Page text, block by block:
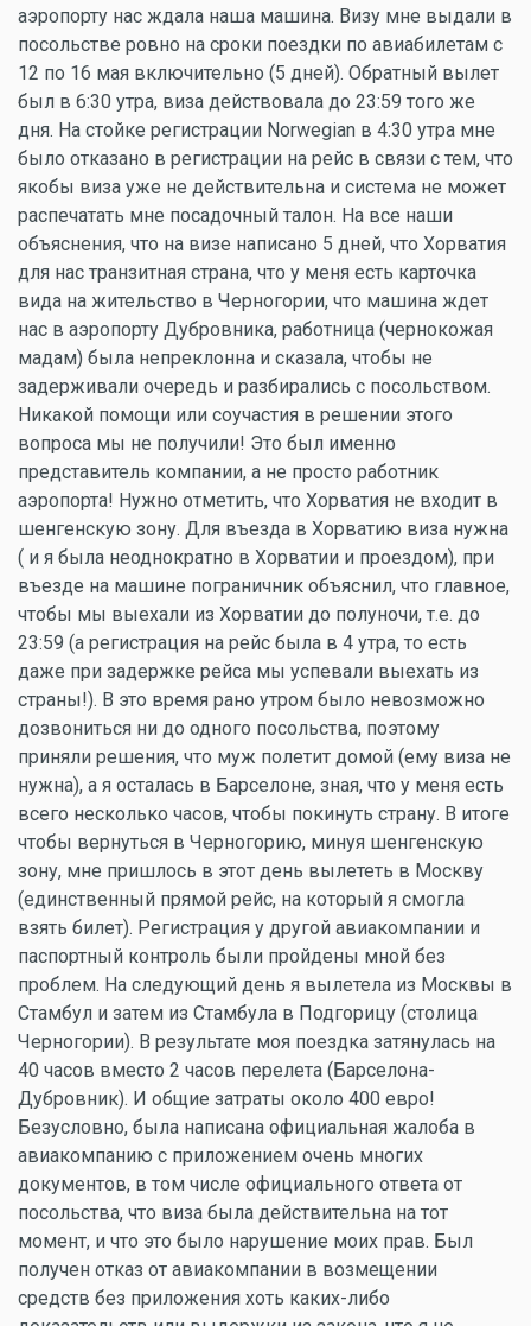
аэропорту нас ждала наша машина. Визу мне выдали в
посольстве ровно на сроки поездки по авиабилетам с
12 по 16 мая включительно (5 дней). Обратный вылет
был в 6:30 утра, виза действовала до 23:59 того же
дня. На стойке регистрации Norwegian в 4:30 утра мне
было отказано в регистрации на рейс в связи с тем, что
якобы виза уже не действительна и система не может
распечатать мне посадочный талон. На все наши
объяснения, что на визе написано 5 дней, что Хорватия
для нас транзитная страна, что у меня есть карточка
вида на жительство в Черногории, что машина ждет
нас в аэропорту Дубровника, работница (чернокожая
мадам) была непреклонна и сказала, чтобы не
задерживали очередь и разбирались с посольством.
Никакой помощи или соучастия в решении этого
вопроса мы не получили! Это был именно
представитель компании, а не просто работник
аэропорта! Нужно отметить, что Хорватия не входит в
шенгенскую зону. Для въезда в Хорватию виза нужна
( и я была неоднократно в Хорватии и проездом), при
въезде на машине пограничник объяснил, что главное,
чтобы мы выехали из Хорватии до полуночи, т.е. до
23:59 (а регистрация на рейс была в 4 утра, то есть
даже при задержке рейса мы успевали выехать из
страны!). В это время рано утром было невозможно
дозвониться ни до одного посольства, поэтому
приняли решения, что муж полетит домой (ему виза не
нужна), а я осталась в Барселоне, зная, что у меня есть
всего несколько часов, чтобы покинуть страну. В итоге
чтобы вернуться в Черногорию, минуя шенгенскую
зону, мне пришлось в этот день вылететь в Москву
(единственный прямой рейс, на который я смогла
взять билет). Регистрация у другой авиакомпании и
паспортный контроль были пройдены мной без
проблем. На следующий день я вылетела из Москвы в
Стамбул и затем из Стамбула в Подгорицу (столица
Черногории). В результате моя поездка затянулась на
40 часов вместо 2 часов перелета (Барселона-
Дубровник). И общие затраты около 400 евро!
Безусловно, была написана официальная жалоба в
авиакомпанию с приложением очень многих
документов, в том числе официального ответа от
посольства, что виза была действительна на тот
момент, и что это было нарушение моих прав. Был
получен отказ от авиакомпании в возмещении
средств без приложения хоть каких-либо